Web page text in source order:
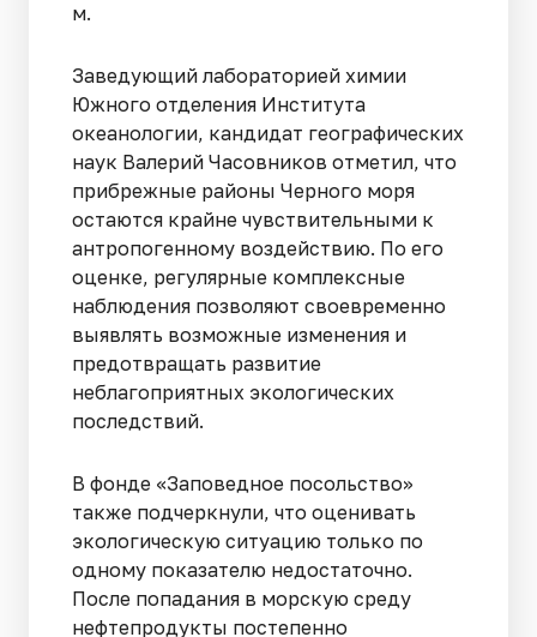
м.
Заведующий лабораторией химии
Южного отделения Института
океанологии, кандидат географических
наук Валерий Часовников отметил, что
прибрежные районы Черного моря
остаются крайне чувствительными к
антропогенному воздействию. По его
оценке, регулярные комплексные
наблюдения позволяют своевременно
выявлять возможные изменения и
предотвращать развитие
неблагоприятных экологических
последствий.
В фонде «Заповедное посольство»
также подчеркнули, что оценивать
экологическую ситуацию только по
одному показателю недостаточно.
После попадания в морскую среду
нефтепродукты постепенно